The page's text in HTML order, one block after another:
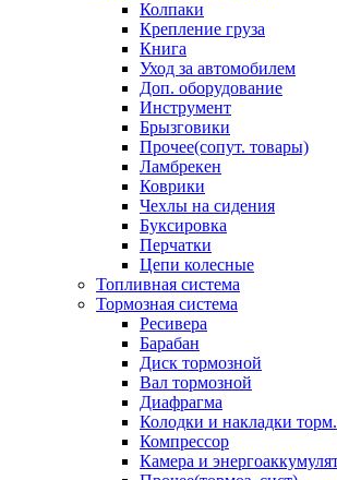
Колпаки
Крепление груза
Книга
Уход за автомобилем
Доп. оборудование
Инструмент
Брызговики
Прочее(сопут. товары)
Ламбрекен
Коврики
Чехлы на сидения
Буксировка
Перчатки
Цепи колесные
Топливная система
Тормозная система
Ресивера
Барабан
Диск тормозной
Вал тормозной
Диафрагма
Колодки и накладки торм.
Компрессор
Камера и